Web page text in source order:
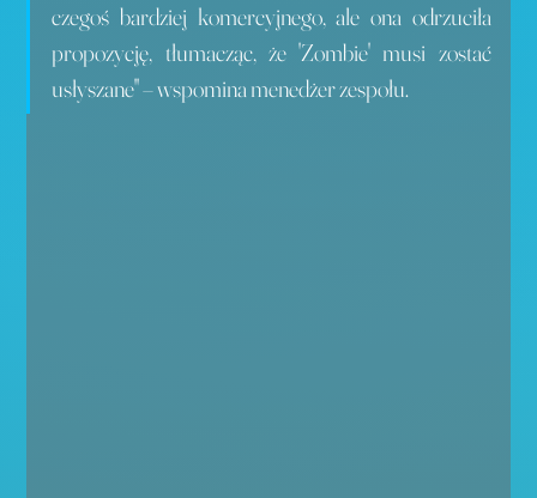
czegoś bardziej komercyjnego, ale ona odrzuciła
propozycję, tłumacząc, że 'Zombie' musi zostać
usłyszane" – wspomina menedżer zespołu.